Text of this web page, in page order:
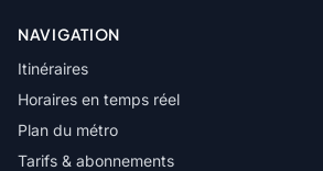
NAVIGATION
Itinéraires
Horaires en temps réel
Plan du métro
Tarifs & abonnements